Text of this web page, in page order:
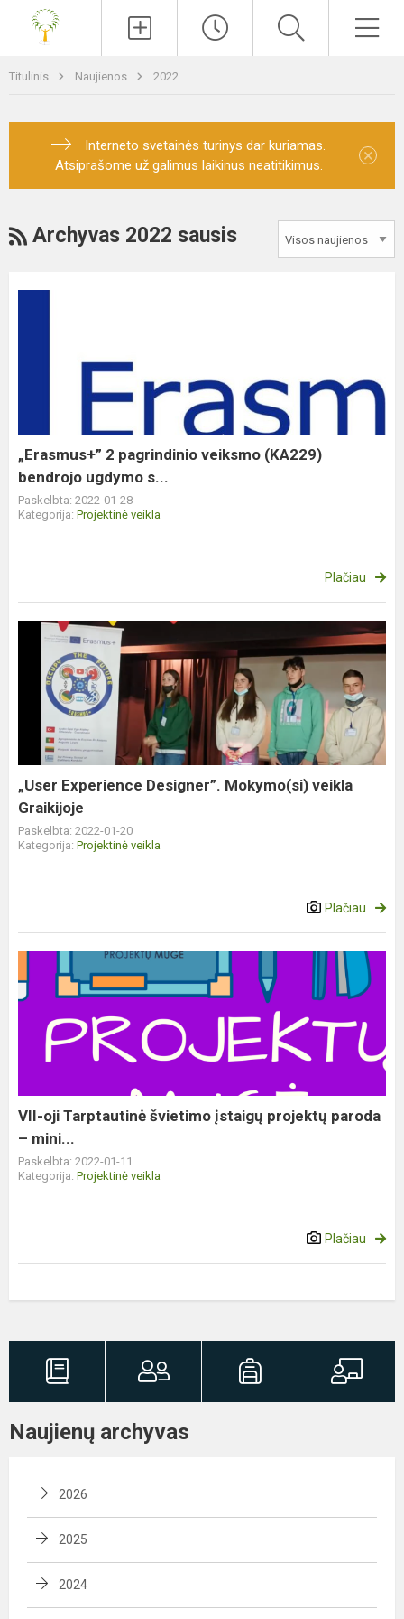
Titulinis Naujienos 2022
Interneto svetainės turinys dar kuriamas.
Atsiprašome už galimus laikinus neatitikimus.
×
RSS
Archyvas 2022 sausis
s...
„Erasmus+” 2 pagrindinio veiksmo (KA229)
bendrojo ugdymo s...
Paskelbta: 2022-01-28
Kategorija: Projektinė veikla
Plačiau
„User
Experience
Designer”.
Mokymo(si)
Graikijoje
„User Experience Designer”. Mokymo(si) veikla
Graikijoje
Paskelbta: 2022-01-20
Kategorija: Projektinė veikla
Plačiau
oji
Tarptautinė
švietimo
įstaigų
–
mini...
VII-oji Tarptautinė švietimo įstaigų projektų paroda
– mini...
Paskelbta: 2022-01-11
Kategorija: Projektinė veikla
Plačiau
Naujienų archyvas
2026
2025
2024